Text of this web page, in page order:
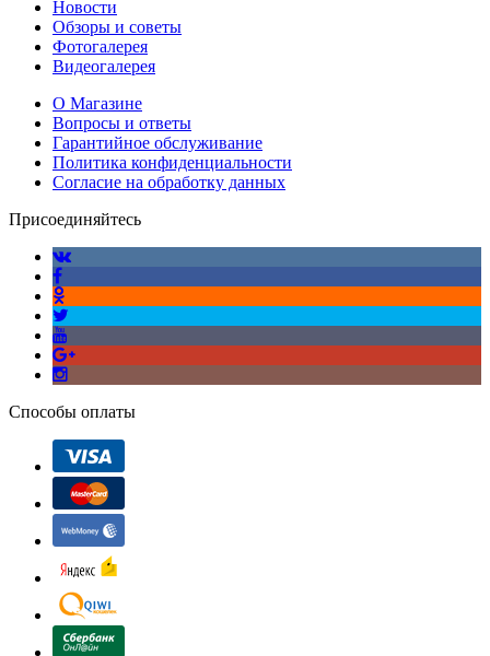
Новости
Обзоры и советы
Фотогалерея
Видеогалерея
О Магазине
Вопросы и ответы
Гарантийное обслуживание
Политика конфиденциальности
Согласие на обработку данных
Присоединяйтесь
Способы оплаты